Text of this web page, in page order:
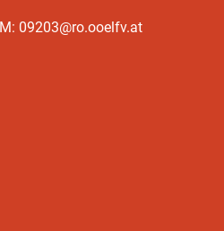
M: 09203@ro.ooelfv.at